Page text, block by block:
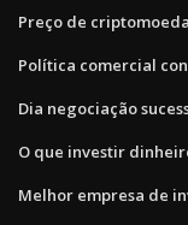
Preço de
Política comercial
Dia negociação
O que investir
Melhor empresa de